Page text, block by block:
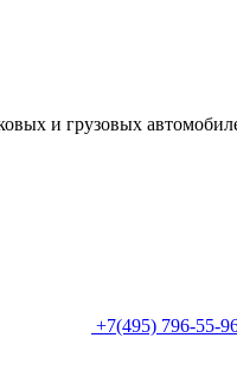
и грузовых
+7(495) 796-55-